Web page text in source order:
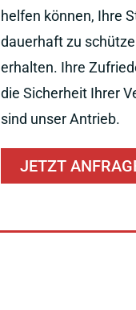
helfen können, Ihre
dauerhaft zu
erhalten. Ihre
die Sicherheit Ihrer
sind unser Antrieb.
JETZT